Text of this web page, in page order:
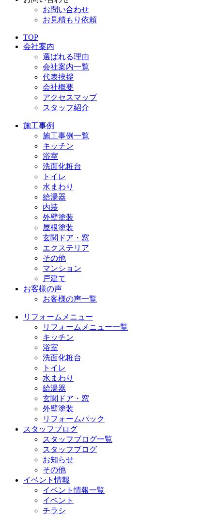
お問い合わせ
お見積もり依頼
TOP
会社案内
選ばれる理由
会社案内一覧
代表挨拶
会社概要
アクセスマップ
スタッフ紹介
施工事例
施工事例一覧
キッチン
浴室
洗面化粧台
トイレ
水まわり
給湯器
内装
外壁塗装
屋根塗装
玄関ドア・窓
エクステリア
その他
マンション
戸建て
お客様の声
お客様の声一覧
リフォームメニュー
リフォームメニュー一覧
キッチン
浴室
洗面化粧台
トイレ
水まわり
給湯器
玄関ドア・窓
外壁塗装
リフォームパック
スタッフブログ
スタッフブログ一覧
スタッフブログ
お知らせ
その他
イベント情報
イベント情報一覧
イベント
チラシ